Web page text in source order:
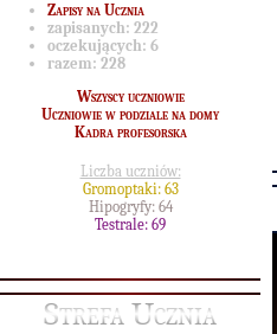
Zapisy na Ucznia
zapisanych: 222
oczekujących: 6
razem: 228
Wszyscy uczniowie
Uczniowie w podziale na domy
Kadra profesorska
Liczba uczniów:
Gromoptaki: 63
Hipogryfy: 64
Testrale: 69
Strefa Ucznia